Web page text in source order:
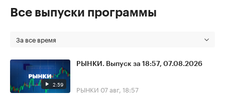
Все выпуски программы
За все время
2:59
РЫНКИ. Выпуск за 18:57, 07.08.2026
РЫНКИ 07 авг, 18:57